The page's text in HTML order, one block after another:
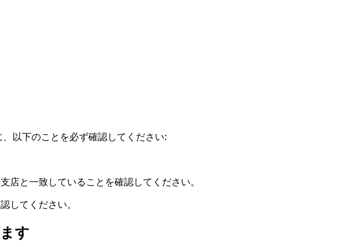
以下のことを必ず確認してください:
と一致していることを確認してください。
してください。
す